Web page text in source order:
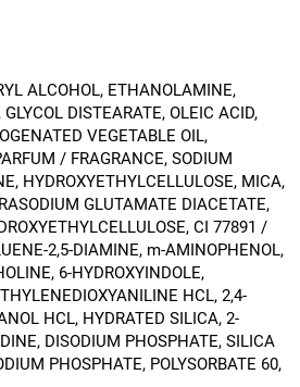
ALCOHOL, ETHANOLAMINE,
DISTEARATE, OLEIC ACID,
VEGETABLE OIL,
/ FRAGRANCE, SODIUM
HYDROXYETHYLCELLULOSE, MICA,
GLUTAMATE DIACETATE,
CI 77891 /
2,5-DIAMINE, m-AMINOPHENOL,
6-HYDROXYINDOLE,
HCL, 2,4-
HCL, HYDRATED SILICA, 2-
DISODIUM PHOSPHATE, SILICA
PHOSPHATE, POLYSORBATE 60,